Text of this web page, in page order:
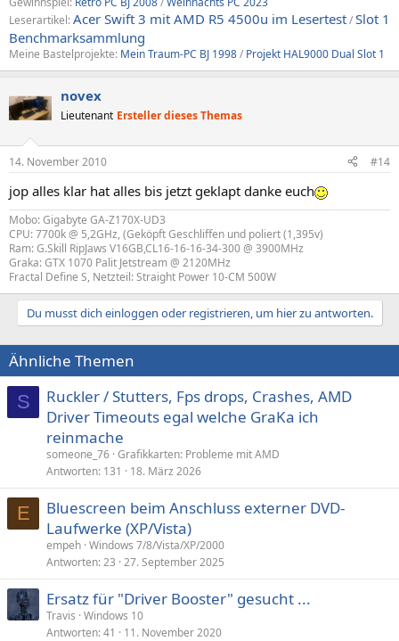
Leserartikel:Acer Swift 3 mit AMD R5 4500u im Lesertest/Slot 1
Benchmarksammlung
Meine Bastelprojekte: Mein Traum-PC BJ 1998/ Projekt HAL9000 Dual Slot 1
novex
Lieutenant Ersteller dieses Themas
14. November 2010 #14
jop alles klar hat alles bis jetzt geklapt danke euch
Mobo: Gigabyte GA-Z170X-UD3
CPU: 7700k @ 5,2GHz, (Geköpft Geschliffen und poliert (1,395v)
Ram: G.Skill RipJaws V16GB,CL16-16-16-34-300 @ 3900MHz
Graka: GTX 1070 Palit Jetstream @ 2120MHz
Fractal Define S, Netzteil: Straight Power 10-CM 500W
Du musst dich einloggen oder registrieren, um hier zu antworten.
Ähnliche Themen
S
Ruckler / Stutters, Fps drops, Crashes, AMD
Driver Timeouts egal welche GraKa ich
reinmache
someone_76 Grafikkarten: Probleme mit AMD
Antworten 131 18. März 2026
E
Bluescreen beim Anschluss externer DVD-
Laufwerke (XP/Vista)
empeh Windows 7/8/Vista/XP/2000
Antworten 23 27. September 2025
Ersatz für "Driver Booster" gesucht ...
Travis Windows 10
Antworten 41 11. November 2020